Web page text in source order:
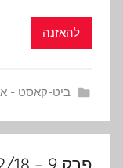
להאזנה
ביט-קאסט -